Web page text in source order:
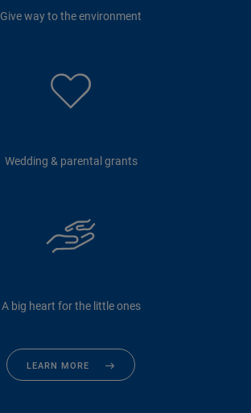
Give way to the environment
Wedding & parental grants
A big heart for the little ones
LEARN MORE